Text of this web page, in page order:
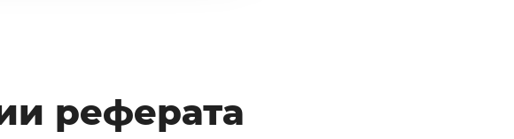
реферата